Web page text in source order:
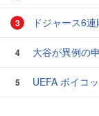
3 ドジャース6
4 大谷が異例の
5
UEFA ボイコ